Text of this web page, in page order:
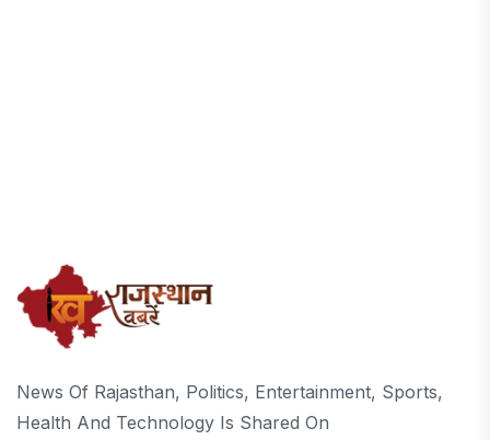
News Of Rajasthan, Politics, Entertainment, Sports,
Health And Technology Is Shared On